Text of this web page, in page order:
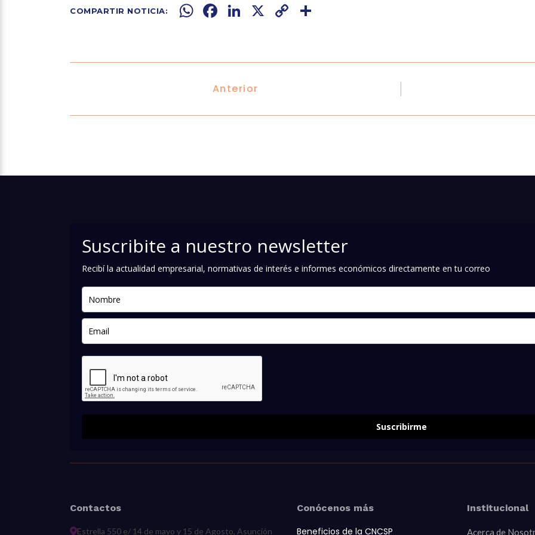
Anterior
Suscribite a nuestro newsletter
Recibí la actualidad empresarial, normativas de interés e informes económicos directamente en tu correo
Suscribirme
Contactos
Estrella 550 e/ 14 de mayo y 15 de Agosto, Asunción
Conócenos más
Beneficios de la CNCSP
Institucional
Acerca de